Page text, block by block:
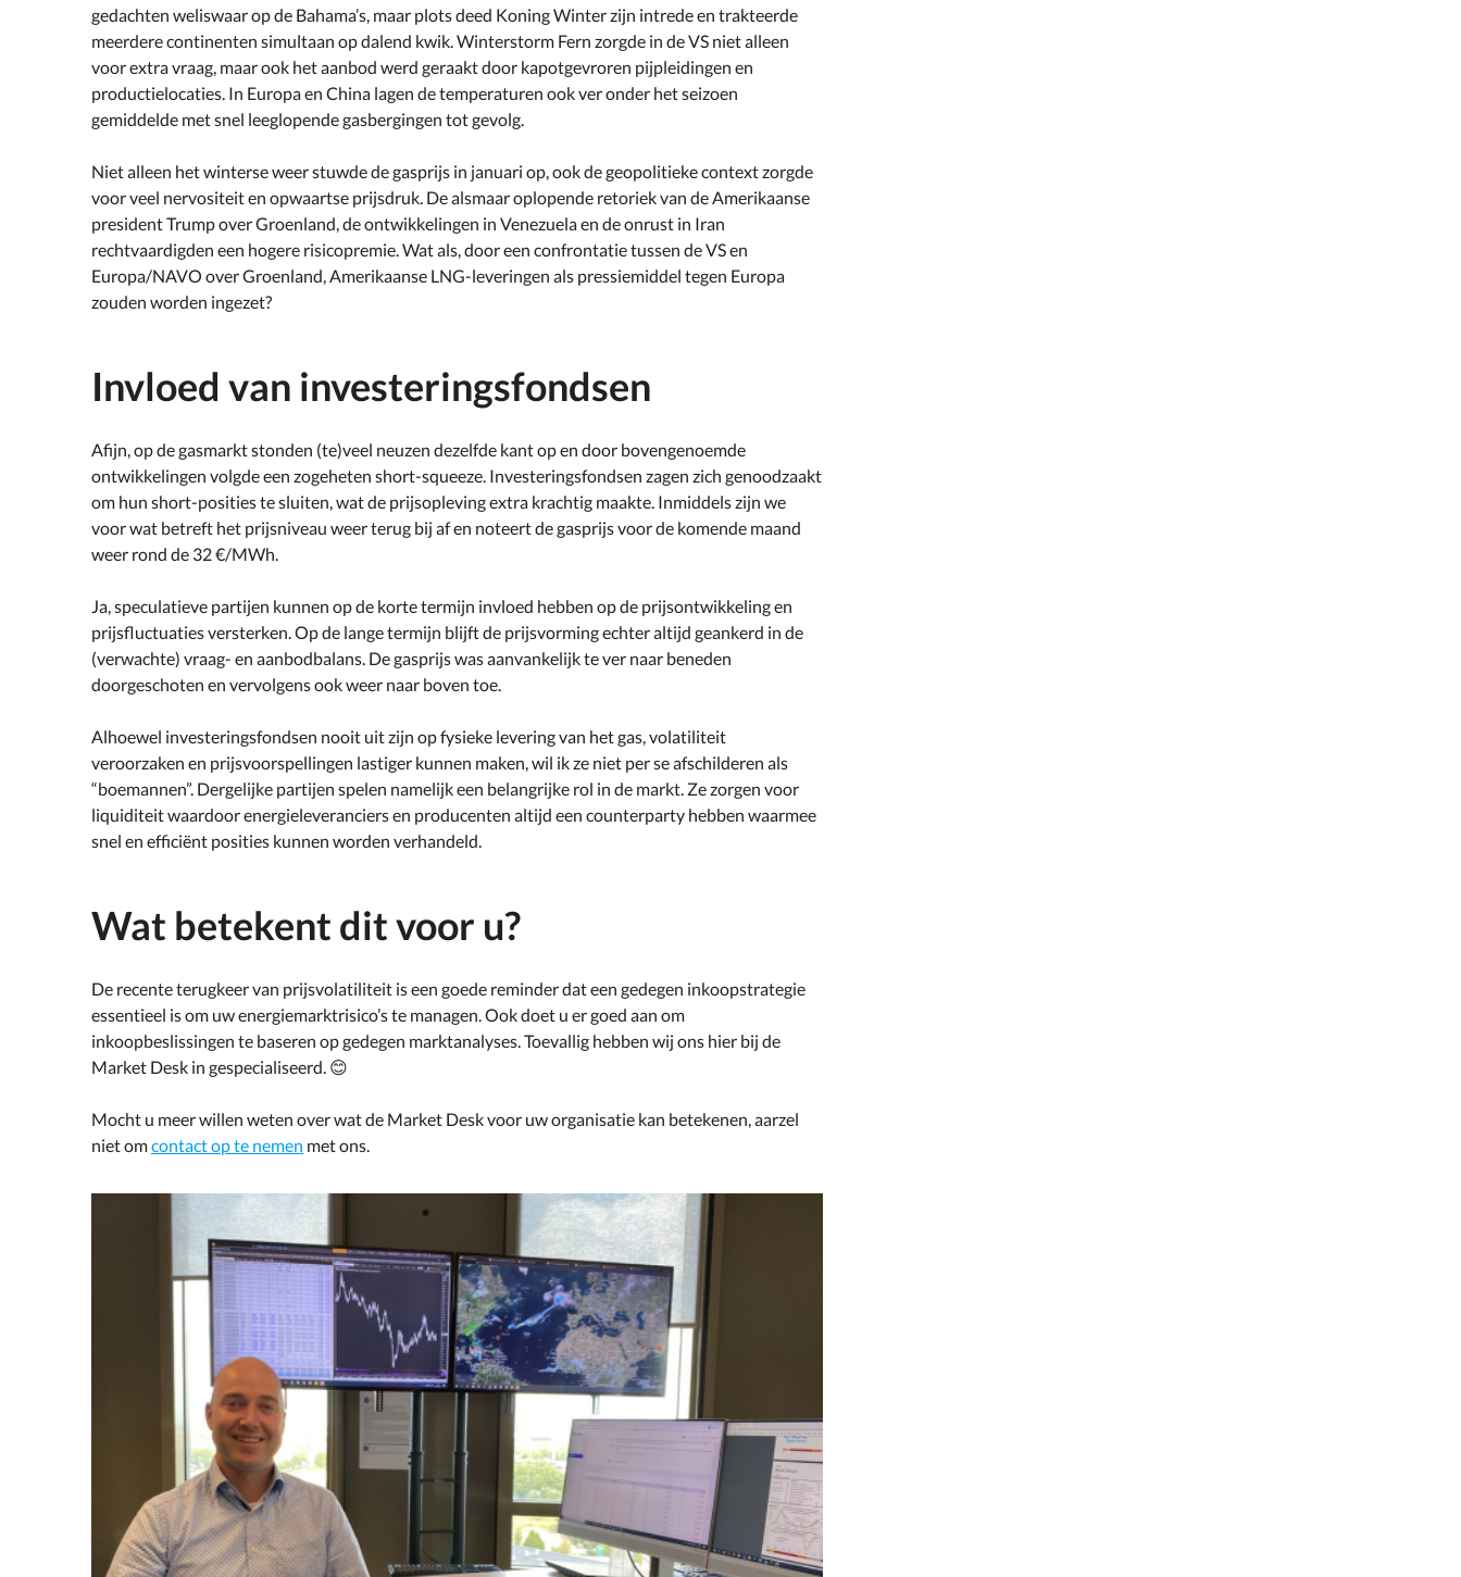
gedachten weliswaar op de Bahama’s, maar plots deed Koning Winter zijn intrede en trakteerde
meerdere continenten simultaan op dalend kwik. Winterstorm Fern zorgde in de VS niet alleen
voor extra vraag, maar ook het aanbod werd geraakt door kapotgevroren pijpleidingen en
productielocaties. In Europa en China lagen de temperaturen ook ver onder het seizoen
gemiddelde met snel leeglopende gasbergingen tot gevolg.
Niet alleen het winterse weer stuwde de gasprijs in januari op, ook de geopolitieke context zorgde
voor veel nervositeit en opwaartse prijsdruk. De alsmaar oplopende retoriek van de Amerikaanse
president Trump over Groenland, de ontwikkelingen in Venezuela en de onrust in Iran
rechtvaardigden een hogere risicopremie. Wat als, door een confrontatie tussen de VS en
Europa/NAVO over Groenland, Amerikaanse LNG-leveringen als pressiemiddel tegen Europa
zouden worden ingezet?
Invloed van investeringsfondsen
Afijn, op de gasmarkt stonden (te)veel neuzen dezelfde kant op en door bovengenoemde
ontwikkelingen volgde een zogeheten short-squeeze. Investeringsfondsen zagen zich genoodzaakt
om hun short-posities te sluiten, wat de prijsopleving extra krachtig maakte. Inmiddels zijn we
voor wat betreft het prijsniveau weer terug bij af en noteert de gasprijs voor de komende maand
weer rond de 32 €/MWh.
Ja, speculatieve partijen kunnen op de korte termijn invloed hebben op de prijsontwikkeling en
prijsfluctuaties versterken. Op de lange termijn blijft de prijsvorming echter altijd geankerd in de
(verwachte) vraag- en aanbodbalans. De gasprijs was aanvankelijk te ver naar beneden
doorgeschoten en vervolgens ook weer naar boven toe.
Alhoewel investeringsfondsen nooit uit zijn op fysieke levering van het gas, volatiliteit
veroorzaken en prijsvoorspellingen lastiger kunnen maken, wil ik ze niet per se afschilderen als
“boemannen”. Dergelijke partijen spelen namelijk een belangrijke rol in de markt. Ze zorgen voor
liquiditeit waardoor energieleveranciers en producenten altijd een counterparty hebben waarmee
snel en efficiënt posities kunnen worden verhandeld.
Wat betekent dit voor u?
De recente terugkeer van prijsvolatiliteit is een goede reminder dat een gedegen inkoopstrategie
essentieel is om uw energiemarktrisico’s te managen. Ook doet u er goed aan om
inkoopbeslissingen te baseren op gedegen marktanalyses. Toevallig hebben wij ons hier bij de
Market Desk in gespecialiseerd. 😊
Mocht u meer willen weten over wat de Market Desk voor uw organisatie kan betekenen, aarzel
niet omcontact op te nemen met ons.